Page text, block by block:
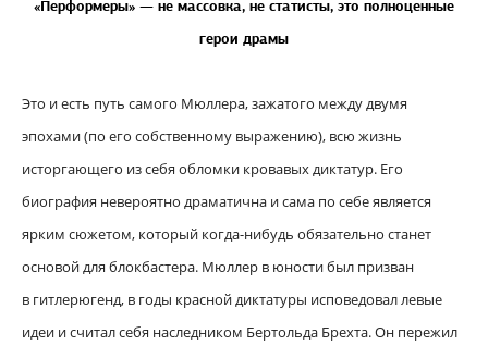
«Перформеры» — не массовка, не статисты, это полноценные
герои драмы
Это и есть путь самого Мюллера, зажатого между двумя
эпохами (по его собственному выражению), всю жизнь
исторгающего из себя обломки кровавых диктатур. Его
биография невероятно драматична и сама по себе является
ярким сюжетом, который когда-нибудь обязательно станет
основой для блокбастера. Мюллер в юности был призван
в гитлерюгенд, в годы красной диктатуры исповедовал левые
идеи и считал себя наследником Бертольда Брехта. Он пережил